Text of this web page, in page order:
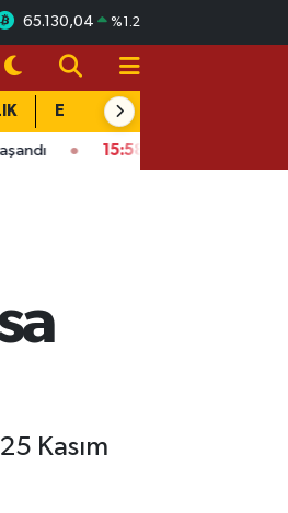
65.130,04 %1.2
EĞİTİM
15:58 Bağlarbaşı Mahallesi'nde 101.
Kasım